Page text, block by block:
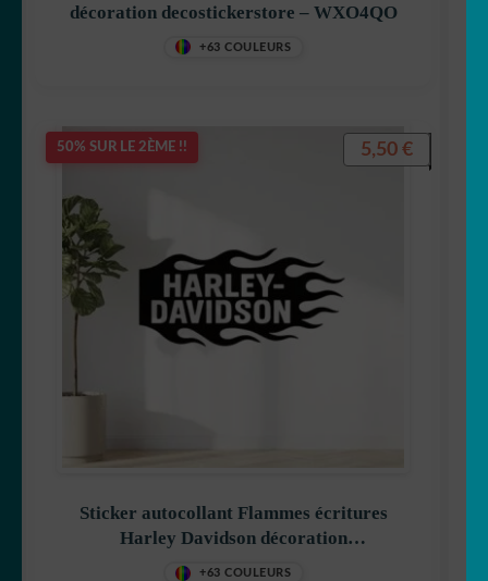
décoration decostickerstore – WXO4QO
+63 COULEURS
50% SUR LE 2ÈME !!
Sticker autocollant Flammes écritures
Harley Davidson décoration
decostickerstore – SH58RK
+63 COULEURS
5,50 €